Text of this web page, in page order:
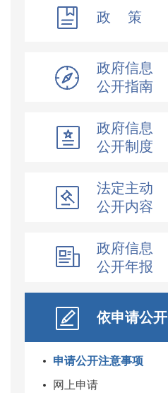
政 策
政府信息
公开指南
政府信息
公开制度
法定主动
公开内容
政府信息
公开年报
依申请公开
申请公开注意事项
网上申请